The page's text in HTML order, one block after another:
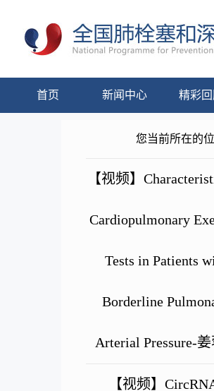
首页 新闻中心 精彩
您当前所在的位
【视频】
Cardiopulmonary
Tests in Patients
Borderline
Arterial Pressure-
【视频】